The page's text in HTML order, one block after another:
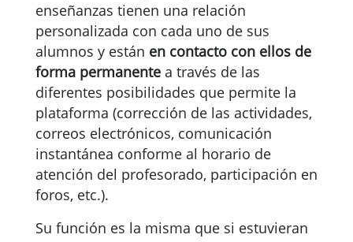
enseñanzas tienen una relación
personalizada con cada uno de sus
alumnos y están en contacto con ellos de
forma permanente a través de las
diferentes posibilidades que permite la
plataforma (corrección de las actividades,
correos electrónicos, comunicación
instantánea conforme al horario de
atención del profesorado, participación en
foros, etc.).
Su función es la misma que si estuvieran